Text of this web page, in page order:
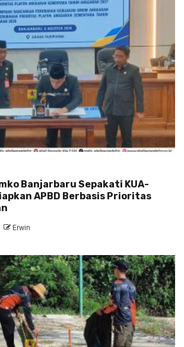
Banjarbaru Sepakati KUA-
APBD Berbasis Prioritas
Erwin